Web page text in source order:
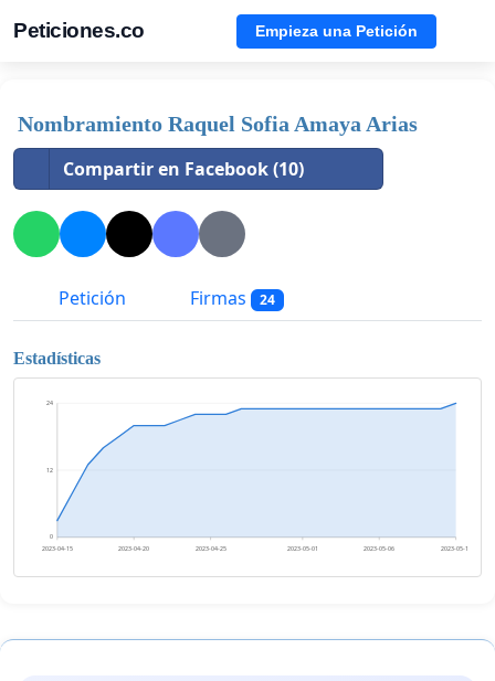
Peticiones.co Empieza una Petición
Nombramiento Raquel Sofia Amaya Arias
Compartir en Facebook (10)
Petición Firmas 24
Estadísticas
0
12
24
2023-04-15 2023-04-20 2023-04-25 2023-05-01 2023-05-06 2023-05-11